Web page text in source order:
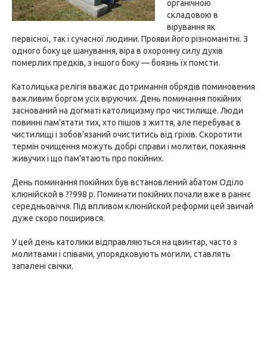
органічною
складовою в
вірування як
первісної, так і сучасної людини. Прояви його різноманітні. З
одного боку це шанування, віра в охоронну силу духів
померлих предків, з іншого боку — боязнь їх помсти.
Католицька релігія вважає дотримання обрядів поминовения
важливим боргом усіх віруючих. День поминання покійних
заснований на догматі католицизму про чистилище. Люди
повинні пам'ятати тих, хто пішов з життя, але перебуває в
чистилищі і зобов'язаний очиститись від гріхів. Скоротити
термін очищення можуть добрі справи і молитви, покаяння
живучих і що пам'ятають про покійних.
День поминання покійних був встановлений абатом Оділо
клюнійской в ??998 р. Поминати покійних почали вже в раннє
середньовіччя. Під впливом клюнійской реформи цей звичай
дуже скоро поширився.
У цей день католики відправляються на цвинтар, часто з
молитвами і співами, упорядковують могили, ставлять
запалені свічки.